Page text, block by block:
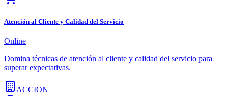
Atención al Cliente y Calidad del Servicio
Online
Domina técnicas de atención al cliente y calidad del servicio para
superar expectativas.
ACCION